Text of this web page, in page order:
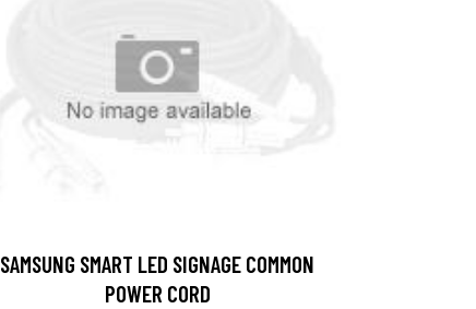
SAMSUNG SMART LED SIGNAGE COMMON
POWER CORD